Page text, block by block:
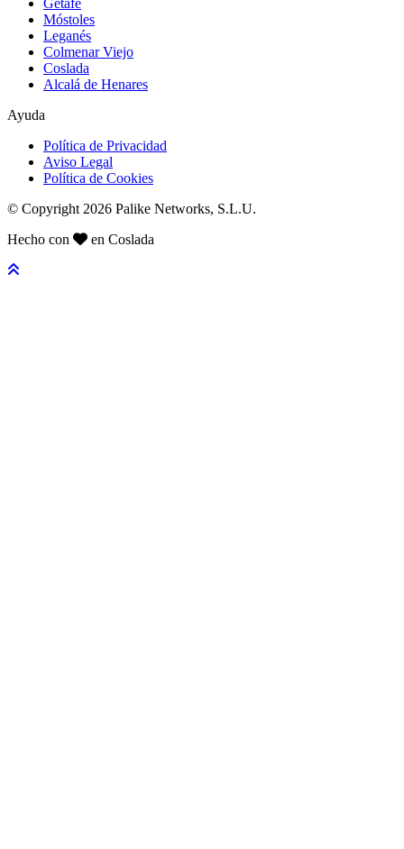
Getafe
Móstoles
Leganés
Colmenar Viejo
Coslada
Alcalá de Henares
Ayuda
Política de Privacidad
Aviso Legal
Política de Cookies
© Copyright 2026 Palike Networks, S.L.U.
Hecho con
en Coslada